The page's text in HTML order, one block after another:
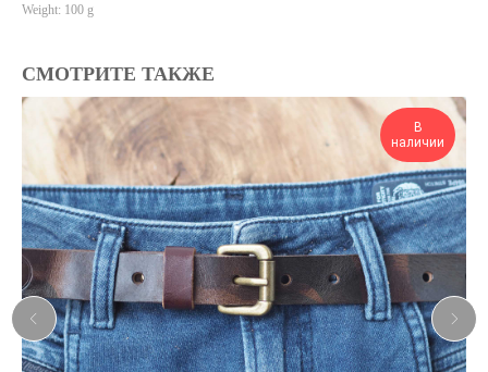
Weight: 100 g
СМОТРИТЕ ТАКЖЕ
В
наличии